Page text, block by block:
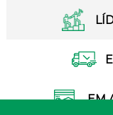
EM